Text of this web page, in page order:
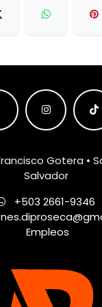
Gotera •
Salvador
+503 2661-9346
Empleos